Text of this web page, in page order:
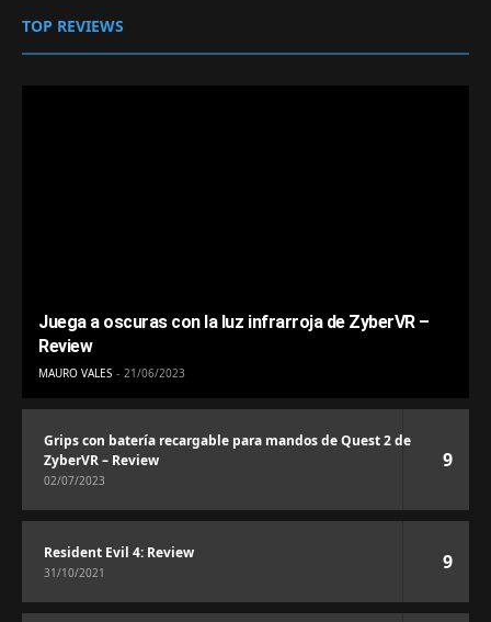
TOP REVIEWS
Juega a oscuras con la luz infrarroja de ZyberVR –
Review
MAURO VALES 21/06/2023
Grips con batería recargable para mandos de Quest 2 de
ZyberVR – Review
02/07/2023
9
Resident Evil 4: Review
31/10/2021 9